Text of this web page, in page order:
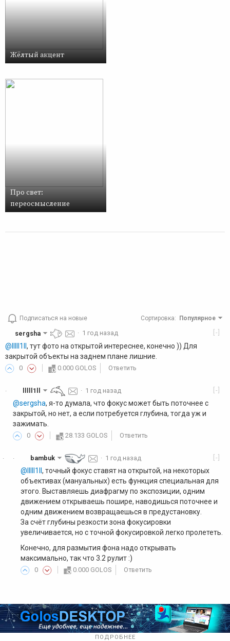
Жёлтый акцент
Про свет:
переосмысление
Подписаться на новые Сортировка: Популярное
[-]
sergsha · 1 год назад
@lllll1ll , тут фото на открытой интереснее, конечно )) Для
закрытой объекты на заднем плане лишние.
0 0.000 GOLOS Ответить
· [-]
lllll1ll · 1 год назад
@sergsha, я-то думала, что фокус может быть поточнее с
закрытой, но нет, а если потребуется глубина, тогда уж и
зажимать.
0 28.133 GOLOS Ответить
·
· [-]
bambuk · 1 год назад
@lllll1ll , точный фокус ставят на открытой, на некоторых
объективах (мануальных) есть функция специальная для
этого. Выставляешь диафрагму по экспозиции, одним
движением открываешь пошире, наводишься поточнее и
одним движением возвращаешься в предустановку.
За счёт глубины резкости зона фокусировки
увеличивается, но с точной фокусировкой легко пролететь.
Конечно, для размытия фона надо открывать
максимально, так что 3.2 рулит :)
0 0.000 GOLOS Ответить
ПОДРОБНЕЕ